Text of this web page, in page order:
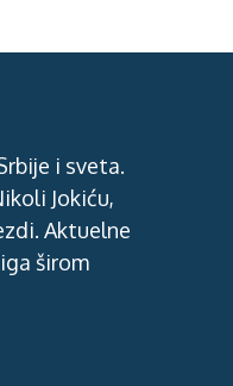
i sveta.
Jokiću,
Aktuelne
širom